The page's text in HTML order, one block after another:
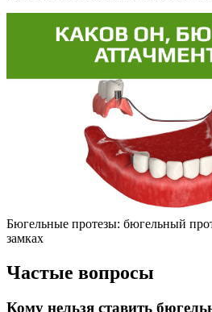
Бюгельные протезы: бюгельный
замках
Частые вопросы
Кому нельзя ставить